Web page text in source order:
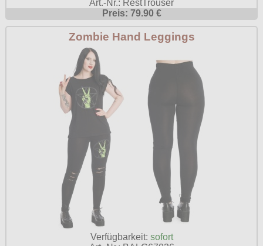
Art.-Nr.: RestTrouser
Preis: 79.90 €
Zombie Hand Leggings
Verfügbarkeit: sofort